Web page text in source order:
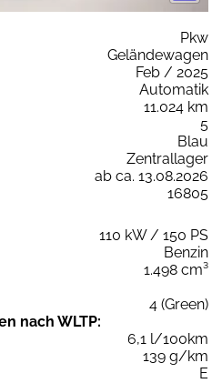
Pkw
Geländewagen
Feb / 2025
Automatik
11.024 km
5
Blau
Zentrallager
ab ca. 13.08.2026
16805
110 kW / 150 PS
Benzin
1.498 cm³
4 (Green)
nach WLTP:
6,1 l/100km
139 g/km
E